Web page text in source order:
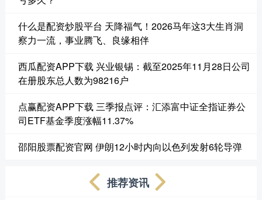
什么是配资炒股平台 天降福气！2026马年这3大生肖洞
察力一流，事业腾飞、良缘相伴
西瓜配资APP下载 兴业银锡：截至2025年11月28日公司
在册股东总人数为98216户
点赢配资APP下载 三季报点评：汇添富中证全指证券公
司ETF基金季度涨幅11.37%
邵阳股票配资官网 伊朗12小时内向以色列发射6轮导弹
推荐资讯